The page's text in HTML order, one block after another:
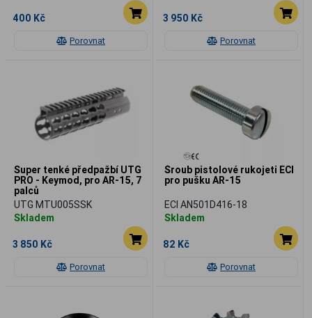
Porovnat
400 Kč
Porovnat
3 950 Kč
Porovnat
Super tenké předpažbí UTG
PRO - Keymod, pro AR-15, 7
palců
UTG MTU005SSK
Skladem
3 850 Kč
Porovnat
Šroub pistolové rukojeti ECI
pro pušku AR-15
ECI AN501D416-18
Skladem
82 Kč